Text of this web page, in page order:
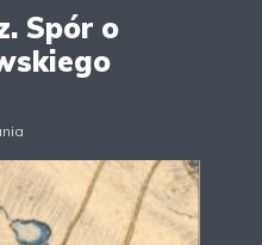
Spór o